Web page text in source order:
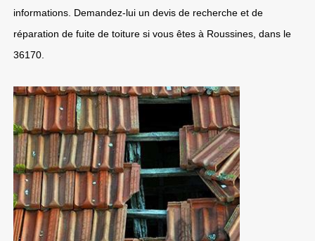
informations. Demandez-lui un devis de recherche et de
réparation de fuite de toiture si vous êtes à Roussines, dans le
36170.